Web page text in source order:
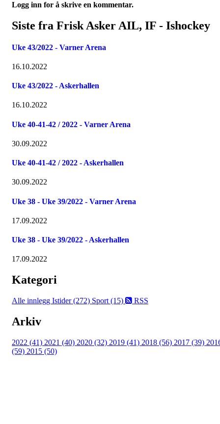
Logg inn for å skrive en kommentar.
Siste fra Frisk Asker AIL, IF - Ishockey
Uke 43/2022 - Varner Arena
16.10.2022
Uke 43/2022 - Askerhallen
16.10.2022
Uke 40-41-42 / 2022 - Varner Arena
30.09.2022
Uke 40-41-42 / 2022 - Askerhallen
30.09.2022
Uke 38 - Uke 39/2022 - Varner Arena
17.09.2022
Uke 38 - Uke 39/2022 - Askerhallen
17.09.2022
Kategori
Alle innlegg Istider (272) Sport (15) RSS
Arkiv
2022 (41) 2021 (40) 2020 (32) 2019 (41) 2018 (56) 2017 (39)
(59) 2015 (50)